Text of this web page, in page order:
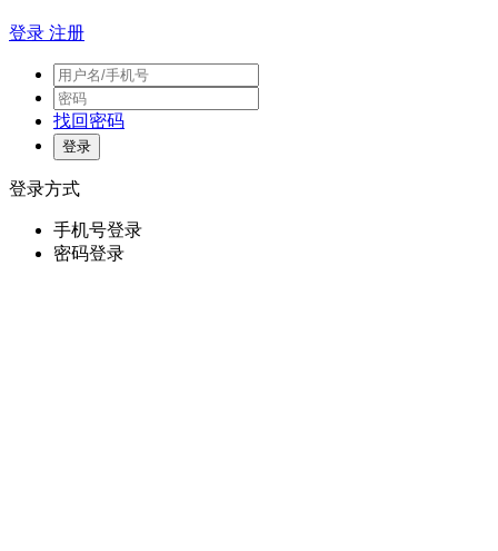
登录 注册
找回密码
登录方式
手机号登录
密码登录